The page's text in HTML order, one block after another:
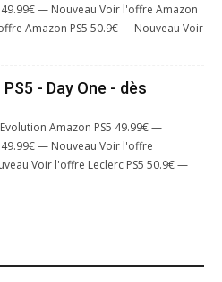
49.99€ — Nouveau Voir l'offre Amazon
Amazon PS5 50.9€ — Nouveau Voir
- Day One - dès
Amazon PS5 49.99€ —
— Nouveau Voir l'offre
Voir l'offre Leclerc PS5 50.9€ —